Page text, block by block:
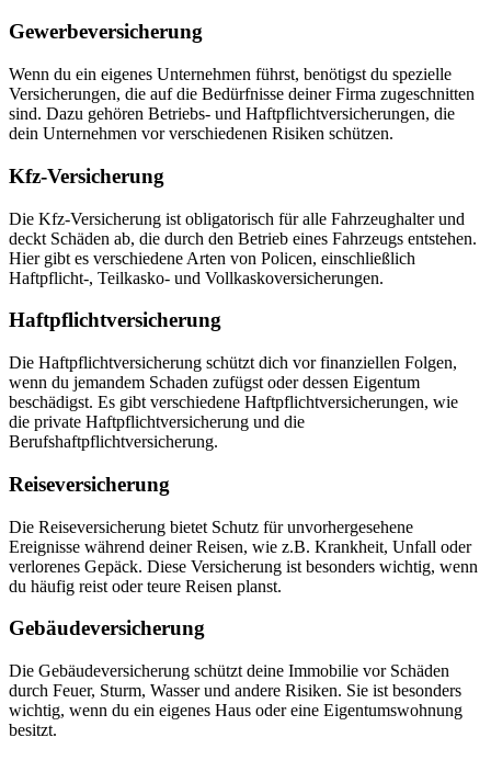
Gewerbeversicherung
Wenn du ein eigenes Unternehmen führst, benötigst du spezielle
Versicherungen, die auf die Bedürfnisse deiner Firma zugeschnitten
sind. Dazu gehören Betriebs- und Haftpflichtversicherungen, die
dein Unternehmen vor verschiedenen Risiken schützen.
Kfz-Versicherung
Die Kfz-Versicherung ist obligatorisch für alle Fahrzeughalter und
deckt Schäden ab, die durch den Betrieb eines Fahrzeugs entstehen.
Hier gibt es verschiedene Arten von Policen, einschließlich
Haftpflicht-, Teilkasko- und Vollkaskoversicherungen.
Haftpflichtversicherung
Die Haftpflichtversicherung schützt dich vor finanziellen Folgen,
wenn du jemandem Schaden zufügst oder dessen Eigentum
beschädigst. Es gibt verschiedene Haftpflichtversicherungen, wie
die private Haftpflichtversicherung und die
Berufshaftpflichtversicherung.
Reiseversicherung
Die Reiseversicherung bietet Schutz für unvorhergesehene
Ereignisse während deiner Reisen, wie z.B. Krankheit, Unfall oder
verlorenes Gepäck. Diese Versicherung ist besonders wichtig, wenn
du häufig reist oder teure Reisen planst.
Gebäudeversicherung
Die Gebäudeversicherung schützt deine Immobilie vor Schäden
durch Feuer, Sturm, Wasser und andere Risiken. Sie ist besonders
wichtig, wenn du ein eigenes Haus oder eine Eigentumswohnung
besitzt.